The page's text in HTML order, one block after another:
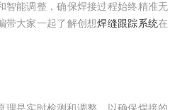
智能调整，确保焊接过程始终精准无
带大家一起了解创想焊缝跟踪系统在